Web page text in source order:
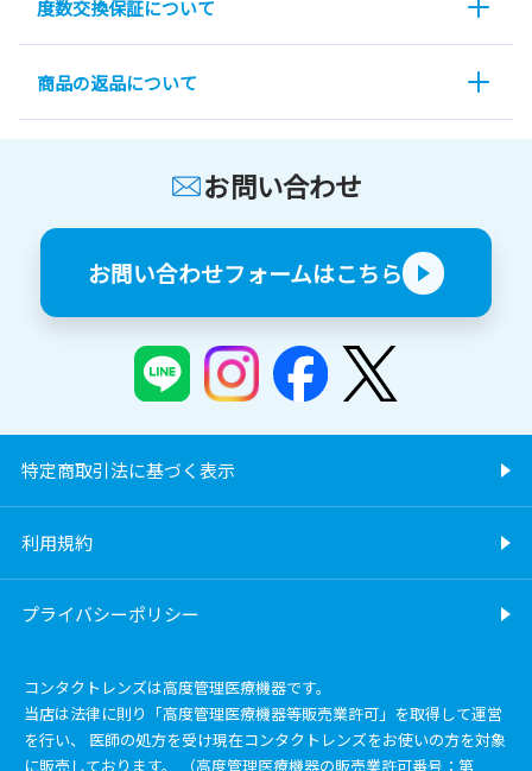
度数交換保証について
商品の返品について
お問い合わせ
お問い合わせフォームはこちら
特定商取引法に基づく表示
利用規約
プライバシーポリシー
コンタクトレンズは高度管理医療機器です。
当店は法律に則り「高度管理医療機器等販売業許可」を取得して運営
を行い、 医師の処方を受け現在コンタクトレンズをお使いの方を対象
に販売しております。 （高度管理医療機器の販売業許可番号：第